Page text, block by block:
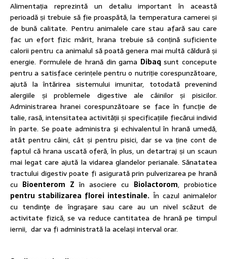
Alimentația reprezintă un detaliu important în această
perioadă și trebuie să fie proaspătă, la temperatura camerei și
de bună calitate. Pentru animalele care stau afară sau care
fac un efort fizic mărit, hrana trebuie să conțină suficiente
calorii pentru ca animalul să poată genera mai multă căldură și
energie. Formulele de hrană din gama Dibaqsunt concepute
pentru a satisface cerințele pentru o nutriție corespunzătoare,
ajută la întărirea sistemului imunitar, totodată prevenind
alergiile și problemele digestive ale câinilor și pisicilor.
Administrarea hranei corespunzătoare se face în funcție de
talie, rasă, intensitatea activității și specificațiile fiecărui individ
în parte. Se poate administra şi echivalentul în hrană umedă,
atât pentru câini, cât și pentru pisici, dar se va ține cont de
faptul că hrana uscată oferă, în plus, un detartraj și un scaun
mai legat care ajută la vidarea glandelor perianale. Sănatatea
tractului digestiv poate fi asigurată prin pulverizarea pe hrană
cu Bioenterom Z în asociere cu Biolactorom, probiotice
pentru stabilizarea florei intestinale. În cazul animalelor
cu tendinţe de îngraşare sau care au un nivel scăzut de
activitate fizică, se va reduce cantitatea de hrană pe timpul
iernii, dar va fi administrată la același interval orar.